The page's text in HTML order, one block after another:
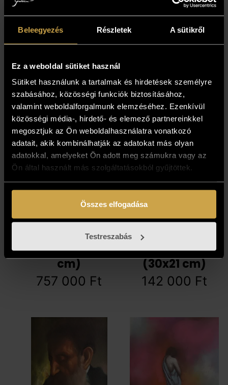
Beleegyezés Részletek A sütikről
Ez a weboldal sütiket használ
Sütiket használunk a tartalmak és hirdetések személyre
szabásához, közösségi funkciók biztosításához,
valamint weboldalforgalmunk elemzéséhez. Ezenkívül
közösségi média-, hirdető- és elemező partnereinkkel
megosztjuk az Ön weboldalhasználatra vonatkozó
adatait, akik kombinálhatják az adatokat más olyan
adatokkal, amelyeket Ön adott meg számukra vagy az
Ön által használt más szolgáltatásokból gyűjtöttek.
Összes elfogadása
Testreszabás
Csáky Lajos -
Esti érzés (30x20
151 000Ft
Csáky Lajos -
Fellázadt rózsa
Csáky Lajos -
Idézet (70x70
cm)
757 000 Ft
Csáky Lajos -
Időtlen érzések
(30x21 cm)
142 000 Ft